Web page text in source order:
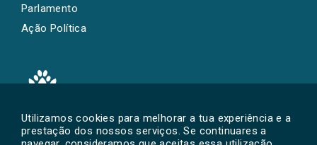
Utilizamos cookies para melhorar a tua experiência e a
prestação dos nossos serviços. Se continuares a
Parlamento
Ação Política
Powered by SOLOS